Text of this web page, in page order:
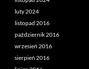
luty 2024
listopad 2016
październik 2016
wrzesień 2016
sierpień 2016